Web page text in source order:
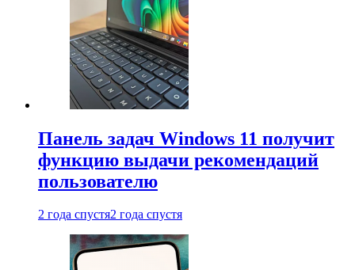
Панель задач Windows 11 получит
функцию выдачи рекомендаций
пользователю
2 года спустя2 года спустя